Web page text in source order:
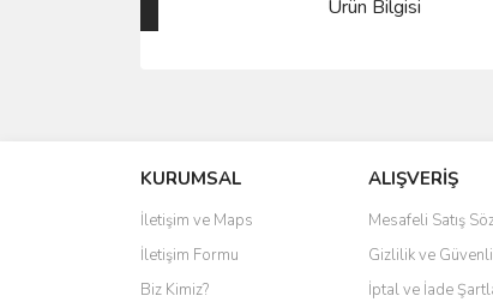
Ürün Bilgisi
KURUMSAL
İletişim ve Maps
İletişim Formu
Biz Kimiz?
ALIŞVERİŞ
Mesafeli Satış
Gizlilik ve
İptal ve İade